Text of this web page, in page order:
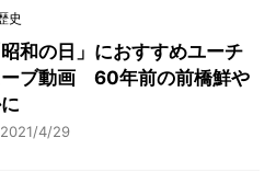
史
昭和の日」におすすめユーチ
ーブ動画 60年前の前橋鮮や
2021/4/29